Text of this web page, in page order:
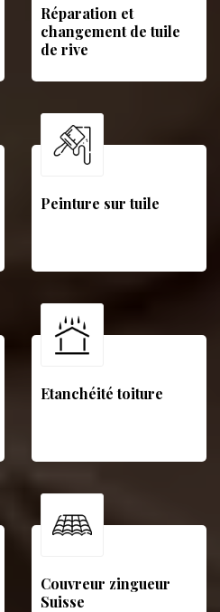
Réparation et
changement de tuile
de rive
Peinture sur tuile
Etanchéité toiture
Couvreur zingueur
Suisse